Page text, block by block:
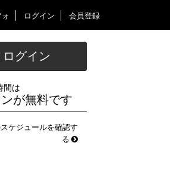
ログイン 会員登録
ログイン
間は
が無料です
ケジュールを確認す
る